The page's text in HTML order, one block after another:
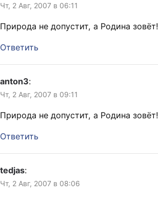
Чт, 2 Авг, 2007 в 06:11
Природа не допустит, а Родина зовёт!
Ответить
anton3:
Чт, 2 Авг, 2007 в 09:11
Природа не допустит, а Родина зовёт!
Ответить
tedjas:
Чт, 2 Авг, 2007 в 08:06